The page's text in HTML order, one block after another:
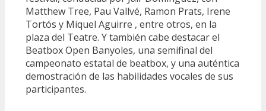
Matthew Tree, Pau Vallvé, Ramon Prats, Irene
Tortós y Miquel Aguirre , entre otros, en la
plaza del Teatre. Y también cabe destacar el
Beatbox Open Banyoles, una semifinal del
campeonato estatal de beatbox, y una auténtica
demostración de las habilidades vocales de sus
participantes.